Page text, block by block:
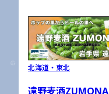
北海道・東北
遠野麦酒ZUMONA